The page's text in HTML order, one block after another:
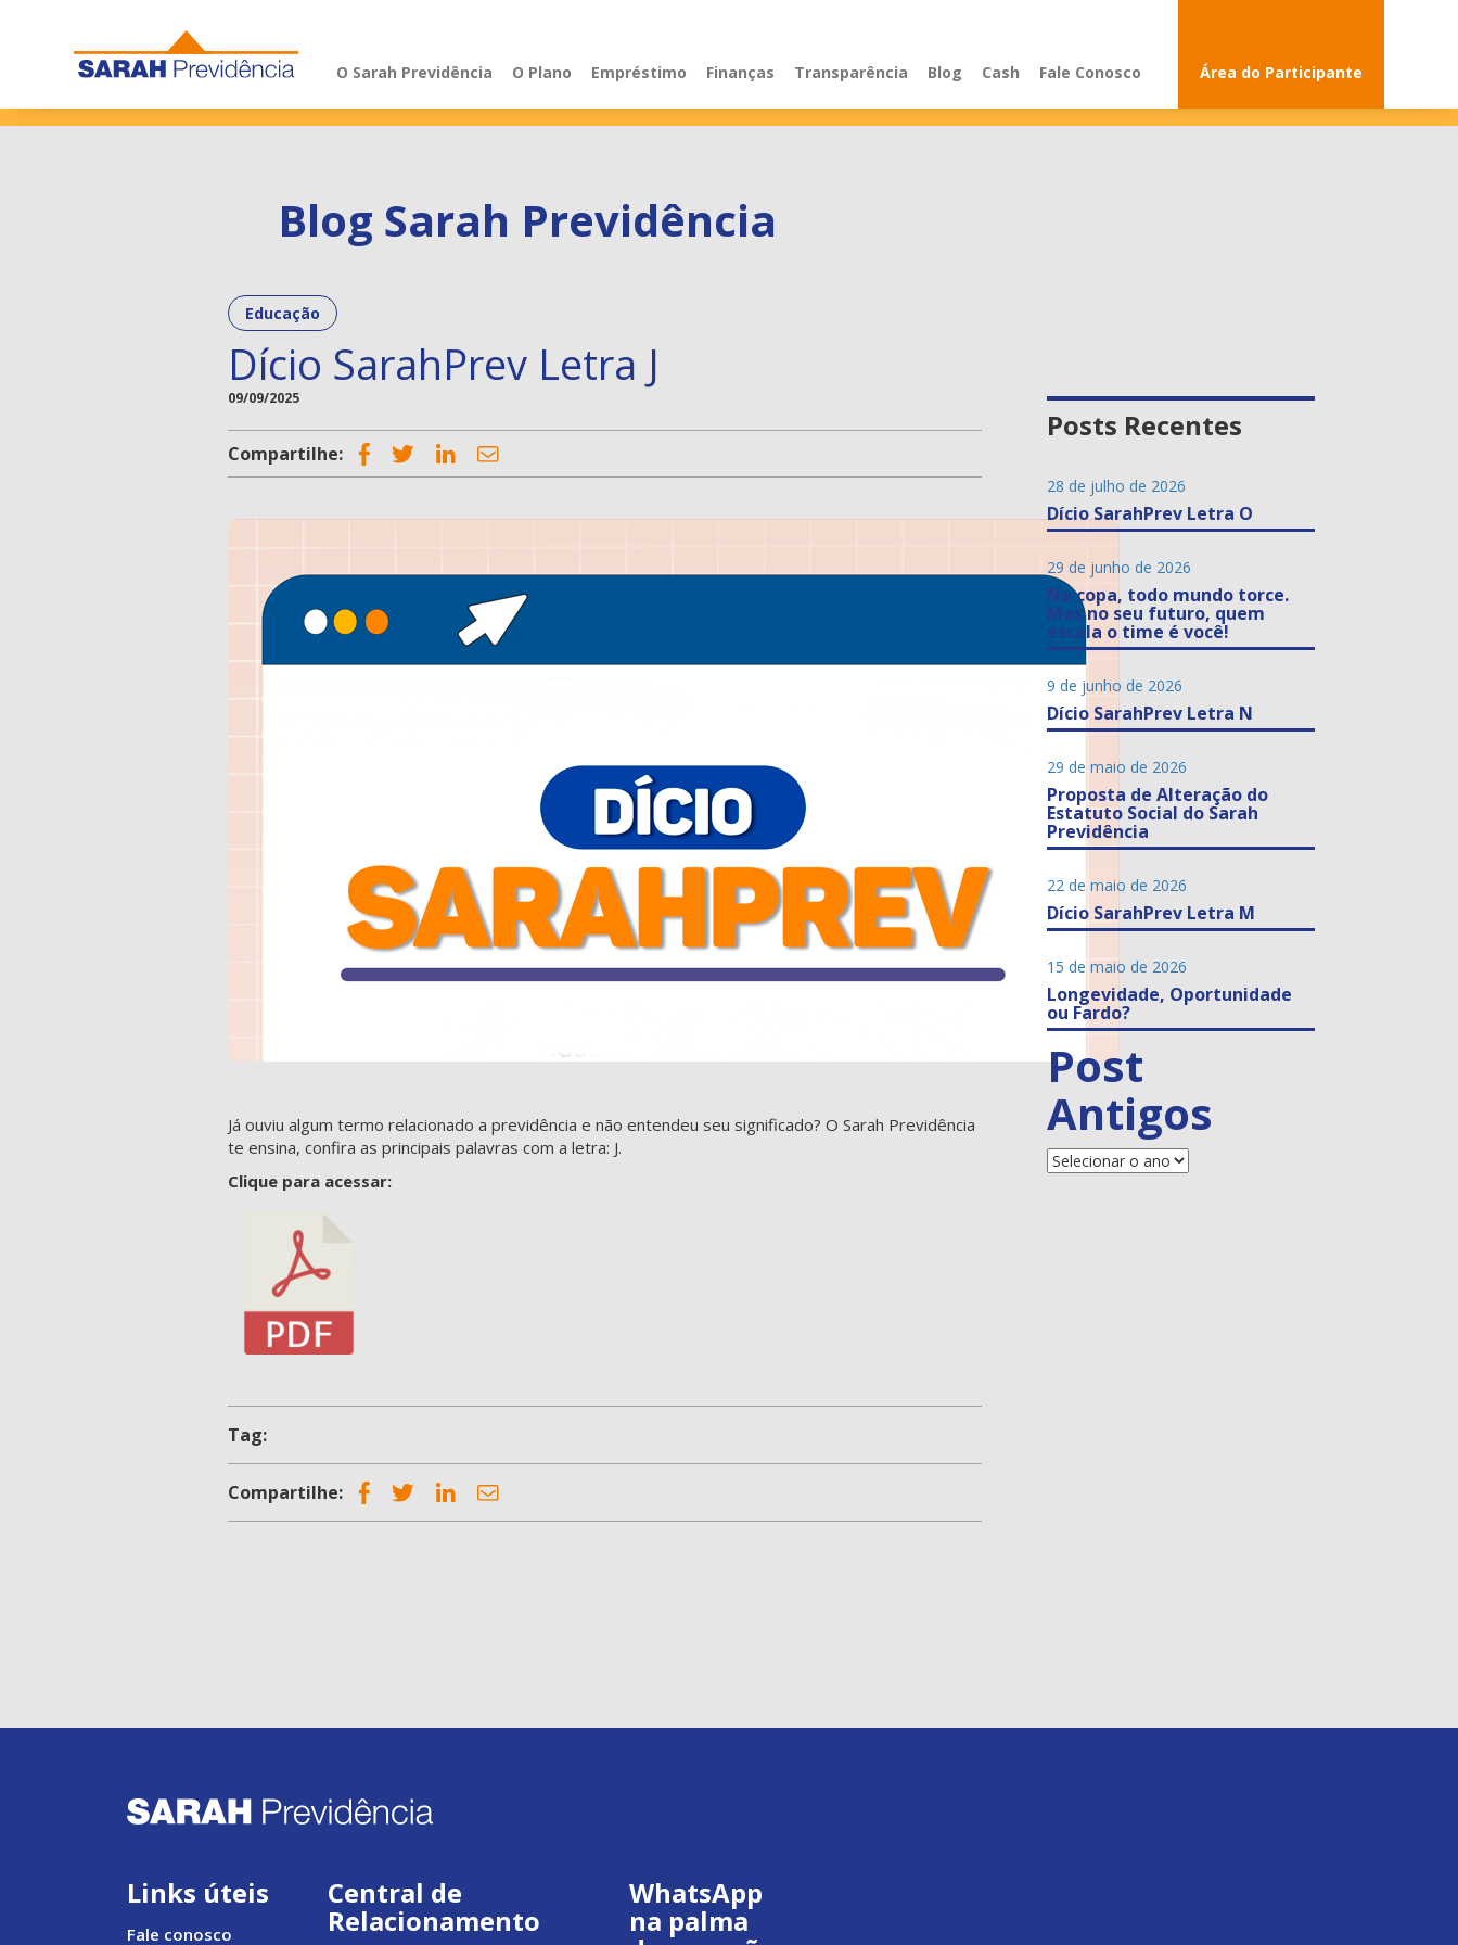
O Sarah Previdência O Plano Empréstimo Finanças Transparência Blog Cash Fale Conosco
Área do Participante
Blog Sarah Previdência
Educação
Dício SarahPrev Letra J
09/09/2025
Compartilhe:
Já ouviu algum termo relacionado a previdência e não entendeu seu significado? O Sarah Previdência
te ensina, confira as principais palavras com a letra: J.
Clique para acessar:
Tag:
Compartilhe:
Posts Recentes
28 de julho de 2026
Dício SarahPrev Letra O
29 de junho de 2026
Na copa, todo mundo torce.
Mas no seu futuro, quem
escala o time é você!
9 de junho de 2026
Dício SarahPrev Letra N
29 de maio de 2026
Proposta de Alteração do
Estatuto Social do Sarah
Previdência
22 de maio de 2026
Dício SarahPrev Letra M
15 de maio de 2026
Longevidade, Oportunidade
ou Fardo?
Post
Antigos
Posts
Antigos
Links úteis
Fale conosco
Central de
Relacionamento
WhatsApp
na palma